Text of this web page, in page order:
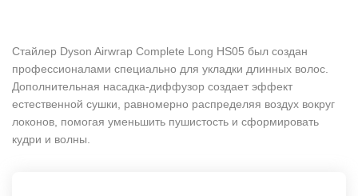
Стайлер Dyson Airwrap Complete Long HS05 был создан
профессионалами специально для укладки длинных волос.
Дополнительная насадка-диффузор создает эффект
естественной сушки, равномерно распределяя воздух вокруг
локонов, помогая уменьшить пушистость и сформировать
кудри и волны.